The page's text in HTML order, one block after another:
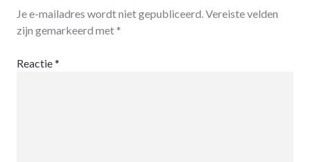
Je e-mailadres wordt niet gepubliceerd.Vereiste velden
zijn gemarkeerd met *
Reactie*